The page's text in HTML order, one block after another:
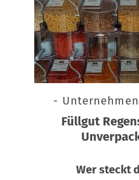
-
Füllgut
Wer steckt